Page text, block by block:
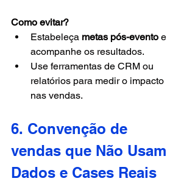
Como evitar?
Estabeleça metas pós-evento e
acompanhe os resultados.
Use ferramentas de CRM ou
relatórios para medir o impacto
nas vendas.
6. Convenção de
vendas que Não Usam
Dados e Cases Reais